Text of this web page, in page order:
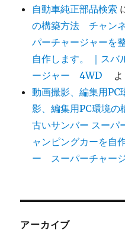
自動車純正部品検索
の構築方法 チャン
パーチャージャーを
自作します。 ｜ス
ージャー 4WD
よ
動画撮影、編集用PC
影、編集用PC環境
古いサンバー スーパ
ャンピングカーを自
ー スーパーチャ
アーカイブ